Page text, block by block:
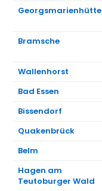
Georgsmarienhütte
Bramsche
Wallenhorst
Bad Essen
Bissendorf
Quakenbrück
Belm
Hagen am
Teutoburger Wald